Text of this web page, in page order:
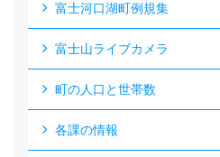
富士河口湖町例規集
富士山ライブカメラ
町の人口と世帯数
各課の情報